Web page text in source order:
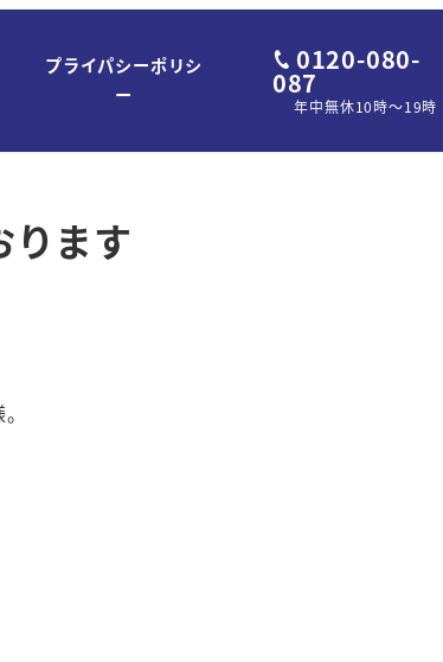
プライパシーポリシ
ー
0120-080-
087
年中無休10時～19時
ります